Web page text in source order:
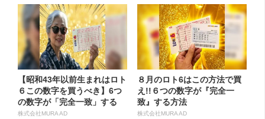
【昭和43年以前生まれはロト
６この数字を買うべき】6つ
の数字が「完全一致」する
方...
株式会社MURA AD
８月のロト6はこの方法で買
え!!６つの数字が『完全一
致』する方法
株式会社MURA AD